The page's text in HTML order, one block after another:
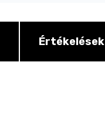
Értékelések